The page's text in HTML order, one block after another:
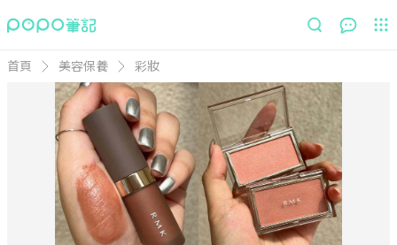
首頁 美容保養 彩妝